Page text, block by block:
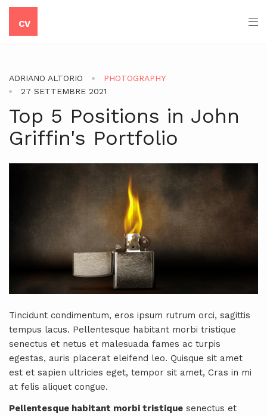
CV
ADRIANO ALTORIO
PHOTOGRAPHY
27 SETTEMBRE 2021
Top 5 Positions in John
Griffin's Portfolio
Tincidunt condimentum, eros ipsum rutrum orci, sagittis
tempus lacus. Pellentesque habitant morbi tristique
senectus et netus et malesuada fames ac turpis
egestas, auris placerat eleifend leo. Quisque sit amet
est et sapien ultricies eget, tempor sit amet, Cras in mi
at felis aliquet congue.
Pellentesque habitant morbi tristique senectus et